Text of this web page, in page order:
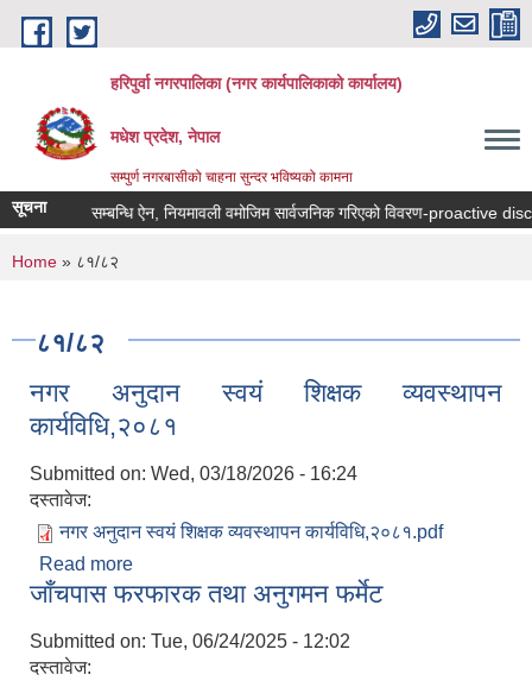
Skip to main content
हरिपुर्वा नगरपालिका (नगर कार्यपालिकाको कार्यालय)
मधेश प्रदेश, नेपाल
सम्पुर्ण नगरबासीको चाहना सुन्दर भविष्यको कामना
सूचनाहक सम्बन्धि ऐन, नियमावली वमोजिम सार्वजनिक गरिएको विवरण-proactive
You are here
Home » ८१/८२
८१/८२
नगर अनुदान स्वयं शिक्षक व्यवस्थापन
कार्यविधि,२०८१
Submitted on: Wed, 03/18/2026 - 16:24
दस्तावेज:
नगर अनुदान स्वयं शिक्षक व्यवस्थापन कार्यविधि,२०८१.pdf
Read more
कार्यविधि,२०८१
जाँचपास फरफारक तथा अनुगमन फर्मेट
Submitted on: Tue, 06/24/2025 - 12:02
दस्तावेज: